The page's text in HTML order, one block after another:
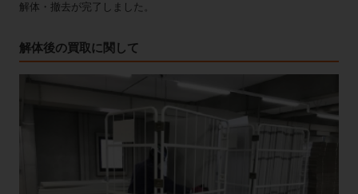
解体・撤去が完了しました。
解体後の買取に関して